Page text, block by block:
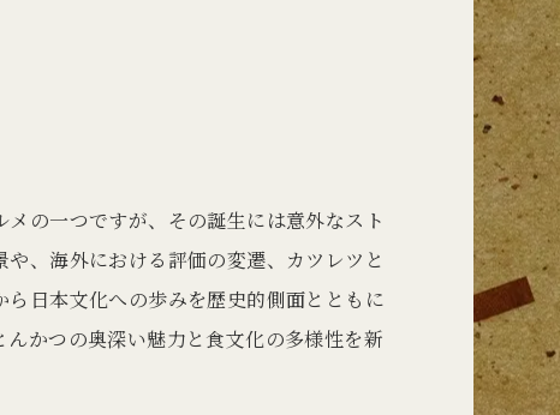
の一つですが、その誕生には意外なスト
、海外における評価の変遷、カツレツと
日本文化への歩みを歴史的側面とともに
かつの奥深い魅力と食文化の多様性を新